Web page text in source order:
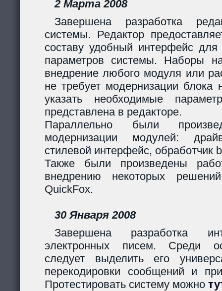
2 Марта 2008
Завершена разработка
системы. Редактор
составу удобный интерфейс для
параметров системы. Наборы
внедрение любого модуля или
не требует модернизации блока
указать необходимые
представлена в редакторе.
Параллельно были
модернизации модулей:
стилевой интерфейс, обработчик
Также были произведены
внедрению некоторых
QuickFox.
30 Января 2008
Завершена разработка
электронных писем. Среди
следует выделить его
перекодировки сообщений и
Протестировать систему можно